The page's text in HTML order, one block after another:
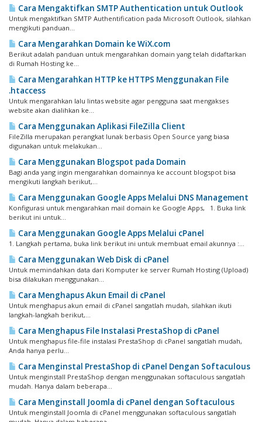
Cara Mengaktifkan SMTP Authentication untuk Outlook
Untuk mengaktifkan SMTP Authentification pada Microsoft Outlook, silahkan
mengikuti panduan...
Cara Mengarahkan Domain ke WiX.com
Berikut adalah panduan untuk mengarahkan domain yang telah didaftarkan
di Rumah Hosting ke...
Cara Mengarahkan HTTP ke HTTPS Menggunakan File
.htaccess
Untuk mengarahkan lalu lintas website agar pengguna saat mengakses
website akan dialihkan ke...
Cara Menggunakan Aplikasi FileZilla Client
FileZilla merupakan perangkat lunak berbasis Open Source yang biasa
digunakan untuk melakukan...
Cara Menggunakan Blogspot pada Domain
Bagi anda yang ingin mengarahkan domainnya ke account blogspot bisa
mengikuti langkah berikut,...
Cara Menggunakan Google Apps Melalui DNS Management
Konfigurasi untuk mengarahkan mail domain ke Google Apps, 1. Buka link
berikut ini untuk...
Cara Menggunakan Google Apps Melalui cPanel
1. Langkah pertama, buka link berikut ini untuk membuat email akunnya :...
Cara Menggunakan Web Disk di cPanel
Untuk memindahkan data dari Komputer ke server Rumah Hosting (Upload)
bisa dilakukan menggunakan...
Cara Menghapus Akun Email di cPanel
Untuk menghapus akun email di cPanel sangatlah mudah, silahkan ikuti
langkah-langkah berikut,...
Cara Menghapus File Instalasi PrestaShop di cPanel
Untuk menghapus file-file instalasi PrestaShop di cPanel sangatlah mudah,
Anda hanya perlu...
Cara Menginstal PrestaShop di cPanel Dengan Softaculous
Untuk menginstall PrestaShop dengan menggunakan softaculous sangatlah
mudah. Hanya dalam beberapa...
Cara Menginstall Joomla di cPanel dengan Softaculous
Untuk menginstall Joomla di cPanel menggunakan softaculous sangatlah